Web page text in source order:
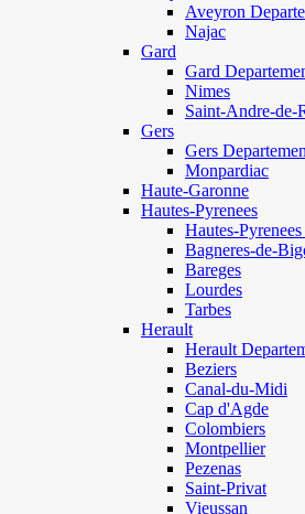
Aveyron
Najac
Gard
Gard
Nimes
Saint-Andre-de-
Gers
Gers
Monpardiac
Haute-Garonne
Hautes-Pyrenees
Hautes-
Bagneres-de-
Bareges
Lourdes
Tarbes
Herault
Herault
Beziers
Canal-du-Midi
Cap d'Agde
Colombiers
Montpellier
Pezenas
Saint-Privat
Vieussan